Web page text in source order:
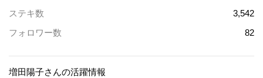
ステキ数
3,542
フォロワー数
82
増田陽子さんの活躍情報